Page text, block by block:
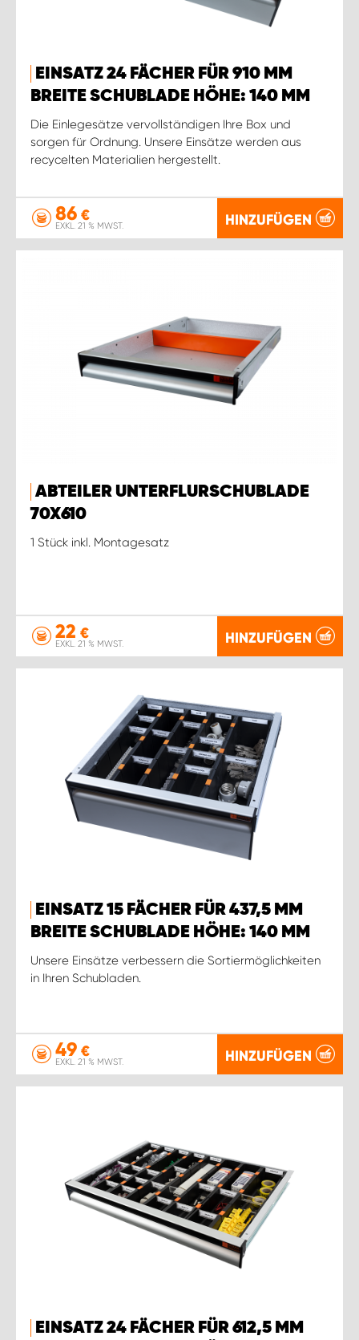
EINSATZ 24 FÄCHER FÜR 910 MM
BREITE SCHUBLADE HÖHE: 140 MM
Die Einlegesätze vervollständigen Ihre Box und
sorgen für Ordnung. Unsere Einsätze werden aus
recycelten Materialien hergestellt.
86 €
EXKL. 21 % MWST. HINZUFÜGEN
ABTEILER UNTERFLURSCHUBLADE
70X610
1 Stück inkl. Montagesatz
22 €
EXKL. 21 % MWST. HINZUFÜGEN
EINSATZ 15 FÄCHER FÜR 437,5 MM
BREITE SCHUBLADE HÖHE: 140 MM
Unsere Einsätze verbessern die Sortiermöglichkeiten
in Ihren Schubladen.
49 €
EXKL. 21 % MWST. HINZUFÜGEN
EINSATZ 24 FÄCHER FÜR 612,5 MM